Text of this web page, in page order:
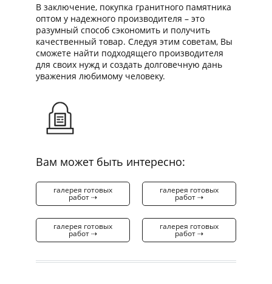
В заключение, покупка гранитного памятника
оптом у надежного производителя – это
разумный способ сэкономить и получить
качественный товар. Следуя этим советам, Вы
сможете найти подходящего производителя
для своих нужд и создать долговечную дань
уважения любимому человеку.
Вам может быть интересно:
галерея готовых
работ ⇢
галерея готовых
работ ⇢
галерея готовых
работ ⇢
галерея готовых
работ ⇢